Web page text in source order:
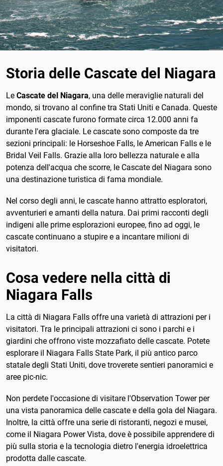
Storia delle Cascate del Niagara
Le Cascate del Niagara, una delle meraviglie naturali del
mondo, si trovano al confine tra Stati Uniti e Canada. Queste
imponenti cascate furono formate circa 12.000 anni fa
durante l'era glaciale. Le cascate sono composte da tre
sezioni principali: le Horseshoe Falls, le American Falls e le
Bridal Veil Falls. Grazie alla loro bellezza naturale e alla
potenza dell'acqua che scorre, le Cascate del Niagara sono
una destinazione turistica di fama mondiale.
Nel corso degli anni, le cascate hanno attratto esploratori,
avventurieri e amanti della natura. Dai primi racconti degli
indigeni alle prime esplorazioni europee, fino ad oggi, le
cascate continuano a stupire e a incantare milioni di
visitatori.
Cosa vedere nella città di
Niagara Falls
La città di Niagara Falls offre una varietà di attrazioni per i
visitatori. Tra le principali attrazioni ci sono i parchi e i
giardini che offrono viste mozzafiato delle cascate. Potete
esplorare il Niagara Falls State Park, il più antico parco
statale degli Stati Uniti, dove troverete sentieri panoramici e
aree pic-nic.
Non perdete l'occasione di visitare l'Observation Tower per
una vista panoramica delle cascate e della gola del Niagara.
Inoltre, la città offre una serie di ristoranti, negozi e musei,
come il Niagara Power Vista, dove è possibile apprendere di
più sulla storia e la tecnologia dietro l'energia idroelettrica
prodotta dalle cascate.